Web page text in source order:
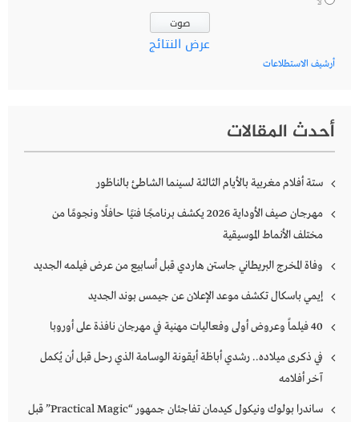
عرض النتائج
أرشيف الاستطلاعات
أحدث المقالات
ستة أفلام مغربية بالأيام الثالثة لسينما الشاطئ بالناظور
مهرجان صيف الأوداية 2026 يكشف برنامجًا فنيًا حافلًا ونجومًا من
مختلف الأنماط الموسيقية
وفاة المخرج البريطاني جاستن هاردي قبل أسابيع من عرض فيلمه الجديد
إيمي باسكال تكشف موعد الإعلان عن جيمس بوند الجديد
40 فيلماً وعروض أولى وفعاليات مهنية في مهرجان نافذة على أوروبا
في ذكرى ميلاده.. رشدي أباظة أيقونة الوسامة الذي رحل قبل أن يُكمل
آخر أفلامه
ساندرا بولوك ونيكول كيدمان تفاجئان جمهور “Practical Magic” قبل